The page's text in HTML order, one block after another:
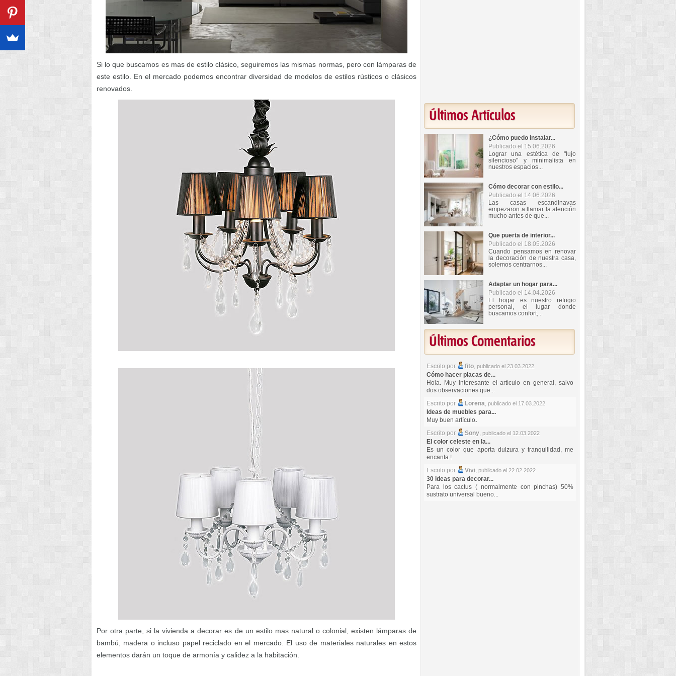
Si lo que buscamos es mas de estilo clásico, seguiremos las mismas normas, pero con lámparas de
este estilo. En el mercado podemos encontrar diversidad de modelos de estilos rústicos o clásicos
renovados.
Por otra parte, si la vivienda a decorar es de un estilo mas natural o colonial, existen lámparas de
bambú, madera o incluso papel reciclado en el mercado. El uso de materiales naturales en estos
elementos darán un toque de armonía y calidez a la habitación.
Últimos Artículos
¿Cómo puedo instalar...
Publicado el 15.06.2026
Lograr una estética de "lujo
silencioso" y minimalista en
nuestros espacios...
Cómo decorar con estilo...
Publicado el 14.06.2026
Las casas escandinavas
empezaron a llamar la atención
mucho antes de que...
Que puerta de interior...
Publicado el 18.05.2026
Cuando pensamos en renovar
la decoración de nuestra casa,
solemos centrarnos...
Adaptar un hogar para...
Publicado el 14.04.2026
El hogar es nuestro refugio
personal, el lugar donde
buscamos confort,...
Últimos Comentarios
Escrito por fito, publicado el 23.03.2022
Cómo hacer placas de...
Hola. Muy interesante el artículo en general, salvo
dos observaciones que...
Escrito por
Lorena, publicado el 17.03.2022
Ideas de muebles para...
Muy buen artículo.
Escrito por
Sony, publicado el 12.03.2022
El color celeste en la...
Es un color que aporta dulzura y tranquilidad, me
encanta !
Escrito por
Vivi, publicado el 22.02.2022
30 ideas para decorar...
Para los cactus ( normalmente con pinchas) 50%
sustrato universal bueno...